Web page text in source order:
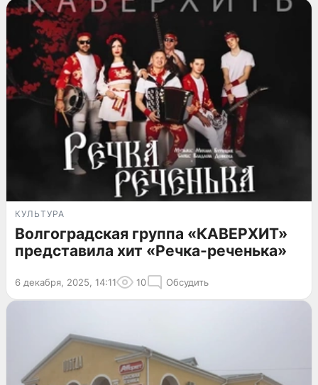
КУЛЬТУРА
Волгоградская группа «КАВЕРХИТ»
представила хит «Речка-реченька»
6 декабря, 2025, 14:11 10 Обсудить